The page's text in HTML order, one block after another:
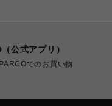
公式アプリ）
でのお買い物